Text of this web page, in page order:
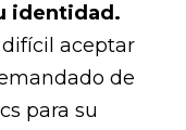
identidad.
difícil aceptar
de
para su